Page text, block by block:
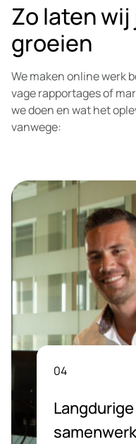
Zo laten
groeien
We maken online werk
vage rapportages of
we doen en wat het
vanwege:
04
Langdurige